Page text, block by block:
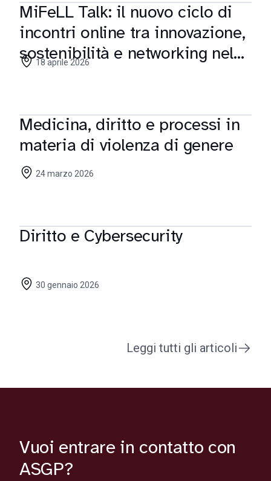
MiFeLL Talk: il nuovo ciclo di
incontri online tra innovazione,
sostenibilità e networking nel
fashion & luxury
18 aprile 2026
Medicina, diritto e processi in
materia di violenza di genere
24 marzo 2026
Diritto e Cybersecurity
30 gennaio 2026
Leggi tutti gli articoli
Vuoi entrare in contatto con
ASGP?